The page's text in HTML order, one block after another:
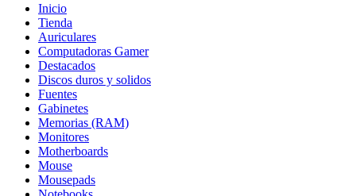
Inicio
Tienda
Auriculares
Computadoras Gamer
Destacados
Discos duros y solidos
Fuentes
Gabinetes
Memorias (RAM)
Monitores
Motherboards
Mouse
Mousepads